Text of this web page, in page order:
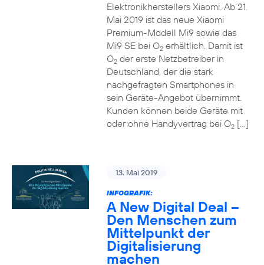
Elektronikherstellers Xiaomi. Ab 21.
Mai 2019 ist das neue Xiaomi
Premium-Modell Mi9 sowie das
Mi9 SE bei O2erhältlich. Damit ist
O2der erste Netzbetreiber in
Deutschland, der die stark
nachgefragten Smartphones in
sein Geräte-Angebot übernimmt.
Kunden können beide Geräte mit
oder ohne Handyvertrag bei O2[…]
13. Mai 2019
INFOGRAFIK:
A New Digital Deal –
Den Menschen zum
Mittelpunkt der
Digitalisierung
machen